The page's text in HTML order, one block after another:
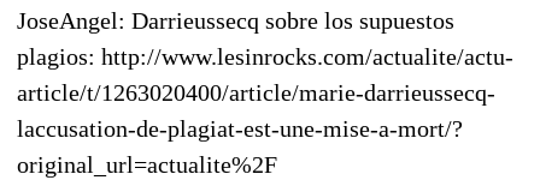
JoseAngel: Darrieussecq sobre los supuestos
plagios: http://www.lesinrocks.com/actualite/actu-
article/t/1263020400/article/marie-darrieussecq-
laccusation-de-plagiat-est-une-mise-a-mort/?
original_url=actualite%2F